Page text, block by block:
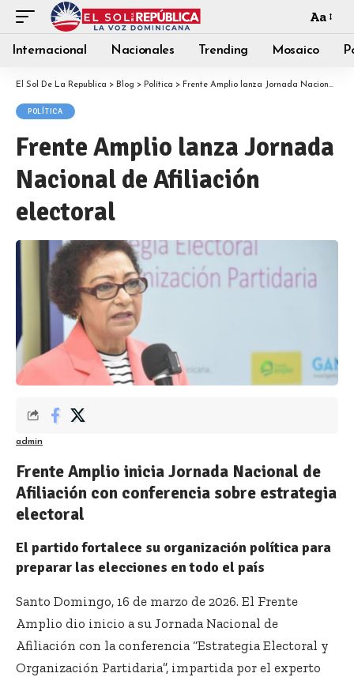
Aa
Internacional Nacionales Trending Mosaico
El Sol De La Republica > Blog > Política > Frente Amplio lanza Jornada Nacional de Afiliación electoral
POLÍTICA
Frente Amplio lanza Jornada
Nacional de Afiliación
electoral
admin
Frente Amplio inicia Jornada Nacional de
Afiliación con conferencia sobre estrategia
electoral
El partido fortalece su organización política para
preparar las elecciones en todo el país
Santo Domingo, 16 de marzo de 2026. El Frente
Amplio dio inicio a su Jornada Nacional de
Afiliación con la conferencia “Estrategia Electoral y
Organización Partidaria”, impartida por el experto